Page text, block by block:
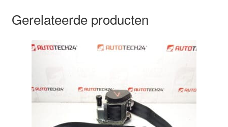
Gerelateerde producten